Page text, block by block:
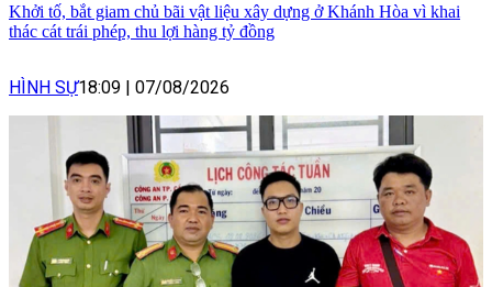
Khởi tố, bắt giam chủ bãi vật liệu xây dựng ở Khánh Hòa vì khai
thác cát trái phép, thu lợi hàng tỷ đồng
HÌNH SỰ18:09 | 07/08/2026